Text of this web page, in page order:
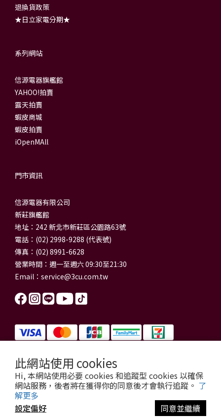
此網站使用 cookies
Hi, 本網站使用必要 cookies 和追蹤型 cookies 以確保
網站服務，後者將在獲得你的同意後才會執行追蹤。 了
解更多
設定偏好
同意並繼續
退換貨政策
★日立家電分期★
系列網站
信源電器旗艦館
YAHOO!拍賣
露天拍賣
蝦皮商城
蝦皮拍賣
iOpenMAll
門市資訊
信源電器有限公司
新莊旗艦館
地址：242 新北市新莊區公園路63號
電話：(02) 2998-9288 (代表號)
傳真：(02) 8991-6628
營業時間：週一至週六 09:30至21:30
Email： service@3cu.com.tw
信源電器有限公司 統一編號：84179325
門市地址：新北市新莊區公園路63號
信源電器 版權所有
copyright © 2026 3cu.com.tw All Rights Reserved.